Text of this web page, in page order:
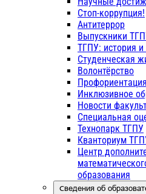
Стоп-коррупция!
Антитеррор
Выпускники
ТГПУ: история и
Студенческая
Волонтёрство
Инклюзивное
Новости
Специальная
Технопарк ТГПУ
Кванториум
Центр
образования
Сведения об